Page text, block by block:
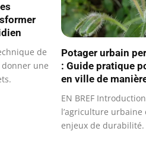
de
une
Potager urbain
: Guide pratique
en ville de
EN BREF
l’agriculture urbaine
enjeux de durabilité.